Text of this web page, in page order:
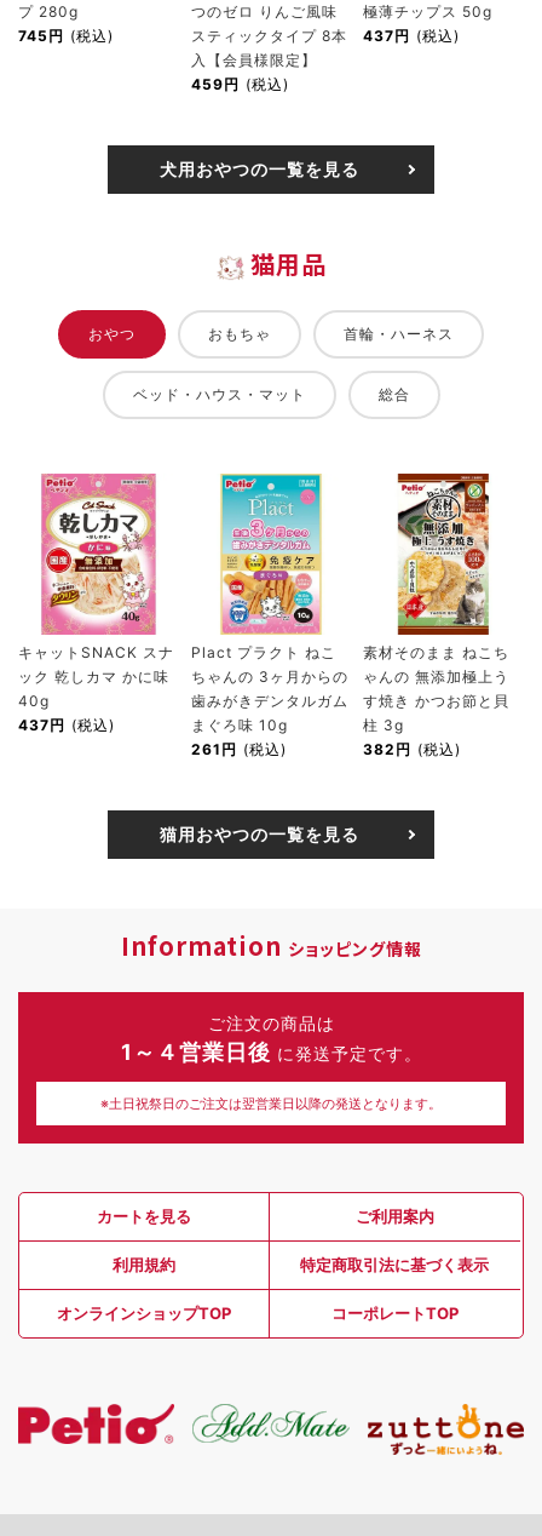
プ 280g
745円 (税込)
つのゼロ りんご風味
スティックタイプ 8本
入【会員様限定】
459円 (税込)
極薄チップス 50g
437円 (税込)
犬用おやつの一覧を見る
猫用品
おやつ おもちゃ 首輪・ハーネス
ベッド・ハウス・マット 総合
キャットSNACK スナ
ック 乾しカマ かに味
40g
437円 (税込)
Plact プラクト ねこ
ちゃんの 3ヶ月からの
歯みがきデンタルガム
まぐろ味 10g
261円 (税込)
素材そのまま ねこち
ゃんの 無添加極上う
す焼き かつお節と貝
柱 3g
382円 (税込)
猫用おやつの一覧を見る
Information ショッピング情報
ご注文の商品は
1～４営業日後 に発送予定です。
※土日祝祭日のご注文は翌営業日以降の発送となります。
カートを見る ご利用案内
利用規約 特定商取引法に基づく表示
オンラインショップTOP コーポレートTOP